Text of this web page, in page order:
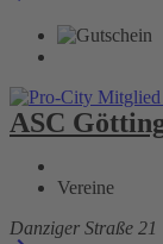
ASC
Vereine
Danziger Straße 21